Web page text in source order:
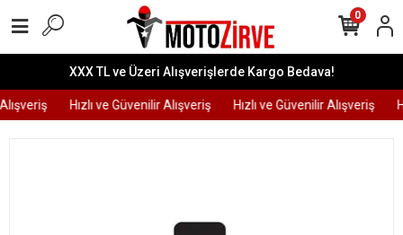
XXX TL ve Üzeri Alışverişlerde Kargo Bedava!
Hızlı ve Güvenilir Alışveriş Hızlı ve Güvenilir Alışveriş
0